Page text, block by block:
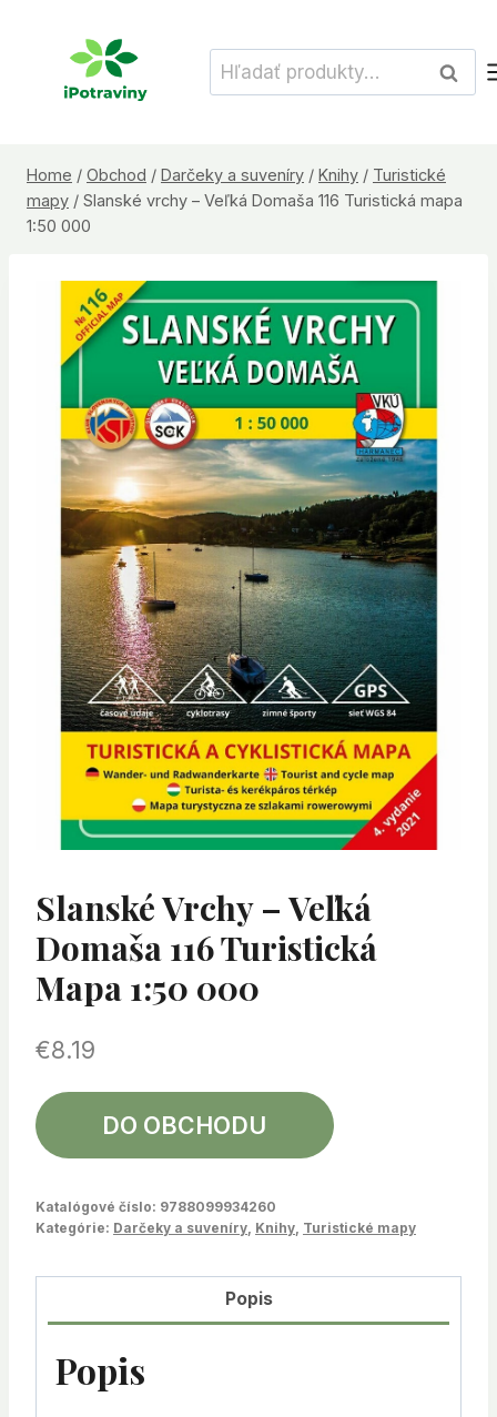
Hľadať:
Home / Obchod / Darčeky a suveníry / Knihy / Turistické
mapy / Slanské vrchy – Veľká Domaša 116 Turistická mapa
1:50 000
Slanské Vrchy – Veľká
Domaša 116 Turistická
Mapa 1:50 000
€8.19
DO OBCHODU
Katalógové číslo: 9788099934260
Kategórie: Darčeky a suveníry, Knihy, Turistické mapy
Popis
Popis